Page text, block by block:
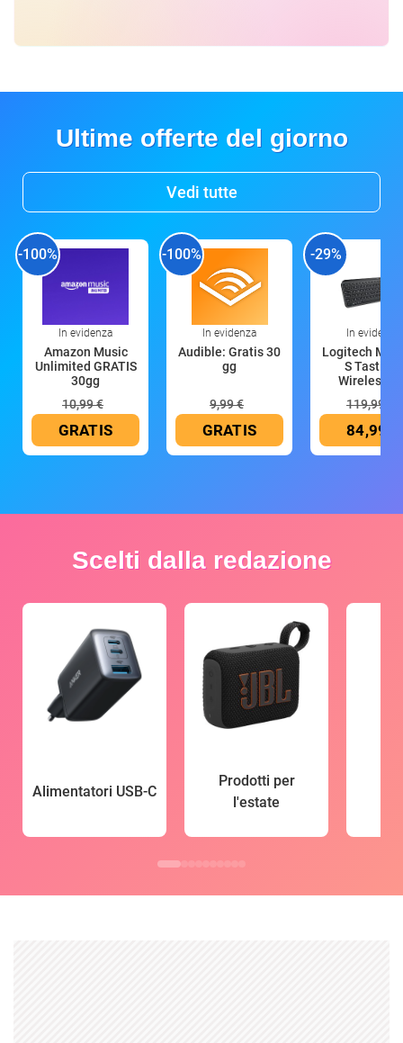
Ultime offerte del giorno
Vedi tutte
-100%
In evidenza
Amazon Music
Unlimited GRATIS
30gg
10,99 €
GRATIS
-100%
In evidenza
Audible: Gratis 30
gg
9,99 €
GRATIS
-29%
In evidenza
Logitech MX
S Tastiera
Wireless
119,99 €
84,99 €
Scelti dalla redazione
Alimentatori USB-C
Prodotti per
l'estate